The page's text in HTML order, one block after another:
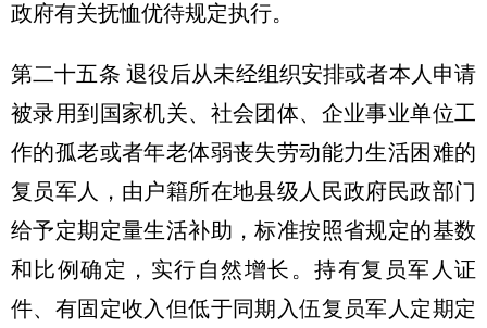
政府有关抚恤优待规定执行。
第二十五条 退役后从未经组织安排或者本人申请
被录用到国家机关、社会团体、企业事业单位工
作的孤老或者年老体弱丧失劳动能力生活困难的
复员军人，由户籍所在地县级人民政府民政部门
给予定期定量生活补助，标准按照省规定的基数
和比例确定，实行自然增长。持有复员军人证
件、有固定收入但低于同期入伍复员军人定期定